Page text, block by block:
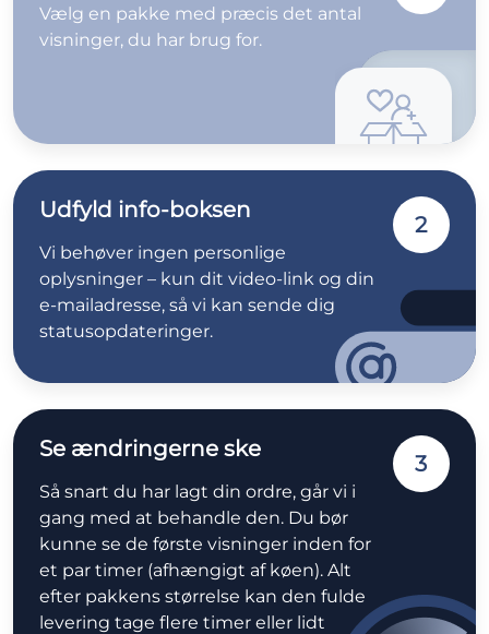
Vælg en pakke med præcis det antal
visninger, du har brug for.
Udfyld info-boksen
Vi behøver ingen personlige
oplysninger – kun dit video-link og din
e-mailadresse, så vi kan sende dig
statusopdateringer.
2
Se ændringerne ske
Så snart du har lagt din ordre, går vi i
gang med at behandle den. Du bør
kunne se de første visninger inden for
et par timer (afhængigt af køen). Alt
efter pakkens størrelse kan den fulde
levering tage flere timer eller lidt
3